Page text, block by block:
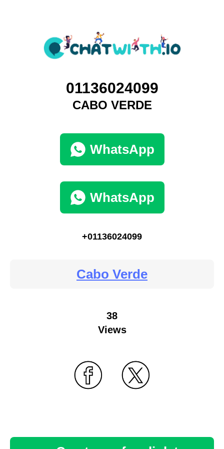
01136024099
CABO VERDE
WhatsApp
WhatsApp
+01136024099
Cabo Verde
38
Views